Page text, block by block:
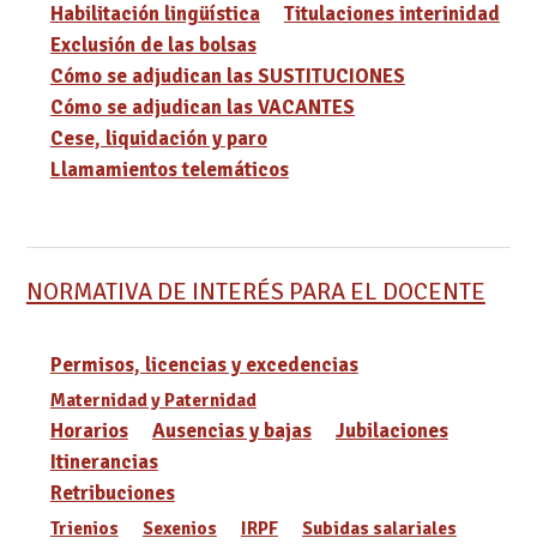
Habilitación lingüística
Titulaciones interinidad
Exclusión de las bolsas
Cómo se adjudican las SUSTITUCIONES
Cómo se adjudican las VACANTES
Cese, liquidación y paro
Llamamientos telemáticos
NORMATIVA DE INTERÉS PARA EL DOCENTE
Permisos, licencias y excedencias
Maternidad y Paternidad
Horarios Ausencias y bajas
Jubilaciones
Itinerancias
Retribuciones
Trienios Sexenios IRPF Subidas salariales